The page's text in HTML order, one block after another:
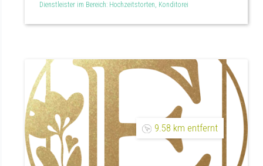
Dienstleister im Bereich: Hochzeitstorten, Konditorei
9.58 km entfernt